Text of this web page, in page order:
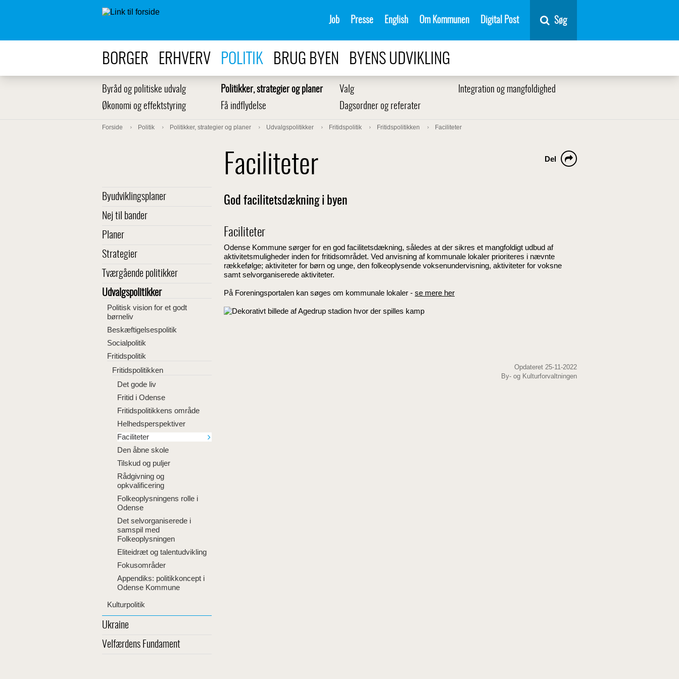
Job Presse English Om Kommunen Digital Post Søg
BORGER ERHVERV POLITIK BRUG BYEN BYENS UDVIKLING
Byråd og politiske udvalg Politikker, strategier og planer Valg
Integration og mangfoldighed
Økonomi og effektstyring
Få indflydelse Dagsordner og referater
Forside Politik Politikker, strategier og planer Udvalgspolitikker Fritidspolitik Fritidspolitikken Faciliteter
Byudviklingsplaner
Nej til bander
Planer
Strategier
Tværgående politikker
Udvalgspolitikker
Politisk vision for et godt
børneliv
Beskæftigelsespolitik
Socialpolitik
Fritidspolitik
Fritidspolitikken
Det gode liv
Fritid i Odense
Fritidspolitikkens område
Helhedsperspektiver
Faciliteter
Den åbne skole
Tilskud og puljer
Rådgivning og
opkvalificering
Folkeoplysningens rolle i
Odense
Det selvorganiserede i
samspil med
Folkeoplysningen
Eliteidræt og talentudvikling
Fokusområder
Appendiks: politikkoncept i
Odense Kommune
Kulturpolitik
Ukraine
Velfærdens Fundament
Faciliteter Del
God facilitetsdækning i byen
Faciliteter
Odense Kommune sørger for en god facilitetsdækning, således at der sikres et mangfoldigt udbud af
aktivitetsmuligheder inden for fritidsområdet. Ved anvisning af kommunale lokaler prioriteres i nævnte
rækkefølge; aktiviteter for børn og unge, den folkeoplysende voksenundervisning, aktiviteter for voksne
samt selvorganiserede aktiviteter.
På Foreningsportalen kan søges om kommunale lokaler - se mere her
Opdateret 25-11-2022
By- og Kulturforvaltningen